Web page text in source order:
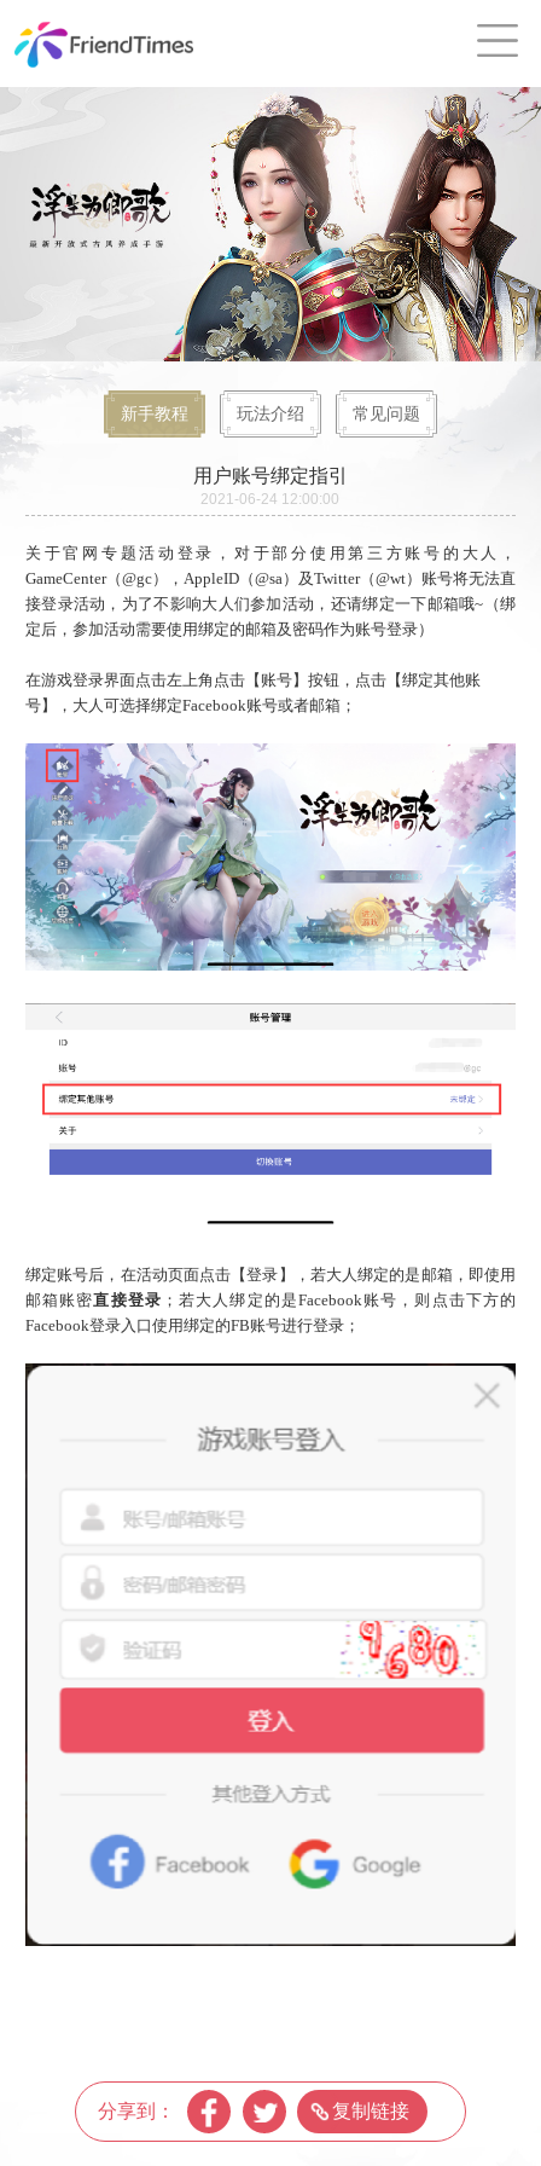
新手教程 玩法介绍 常见问题
用户账号绑定指引
2021-06-24 12:00:00
关于官网专题活动登录，对于部分使用第三方账号的大人，
GameCenter（@gc），AppleID（@sa）及Twitter（@wt）账号将无法直
接登录活动，为了不影响大人们参加活动，还请绑定一下邮箱哦~（绑
定后，参加活动需要使用绑定的邮箱及密码作为账号登录）
在游戏登录界面点击左上角点击【账号】按钮，点击【绑定其他账
号】，大人可选择绑定Facebook账号或者邮箱；
绑定账号后，在活动页面点击【登录】，若大人绑定的是邮箱，即使用
邮箱账密直接登录 ；若大人绑定的是Facebook账号，则点击下方的
Facebook登录入口使用绑定的FB账号进行登录；
分享到： 复制链接